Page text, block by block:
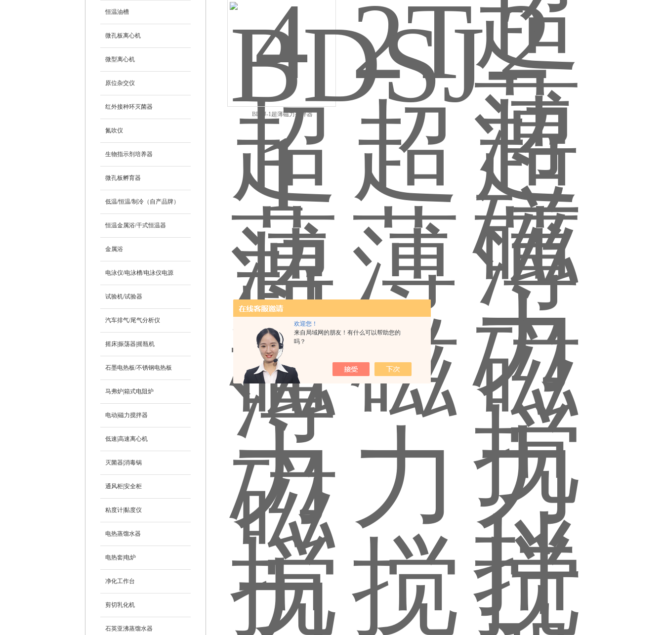
欢迎您！
来自局域网的朋友！有什么可以帮助您的
吗？
恒温油槽
微孔板离心机
微型离心机
原位杂交仪
红外接种环灭菌器
氮吹仪
生物指示剂培养器
微孔板孵育器
低温/恒温/制冷（自产品牌）
恒温金属浴/干式恒温器
金属浴
电泳仪/电泳槽/电泳仪电源
试验机/试验器
汽车排气/尾气分析仪
摇床|振荡器|摇瓶机
石墨电热板/不锈钢电热板
马弗炉|箱式电阻炉
电动|磁力搅拌器
低速|高速离心机
灭菌器|消毒锅
通风柜|安全柜
粘度计|黏度仪
电热蒸馏水器
电热套|电炉
净化工作台
剪切乳化机
石英亚沸蒸馏水器
BDSJ-1超薄磁力搅拌器